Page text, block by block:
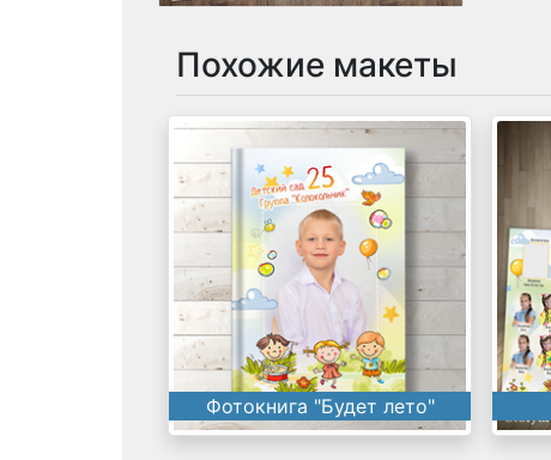
Похожие макеты
Фотокнига "Будет лето"